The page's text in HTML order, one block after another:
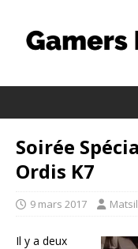
Soirée
Ordis K7
9 mars 2017
Il y a deux